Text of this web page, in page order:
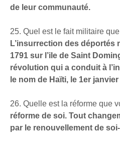
de leur communauté.
25. Quel est le fait militaire
L’insurrection des
1791 sur l’ile de Saint
révolution qui a conduit à
le nom de Haïti, le 1er janvier
26. Quelle est la réforme que
réforme de soi. Tout
par le renouvellement de